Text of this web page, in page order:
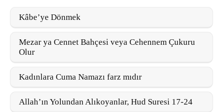
Kâbe’ye Dönmek
Mezar ya Cennet Bahçesi veya Cehennem Çukuru
Olur
Kadınlara Cuma Namazı farz mıdır
Allah’ın Yolundan Alıkoyanlar, Hud Suresi 17-24